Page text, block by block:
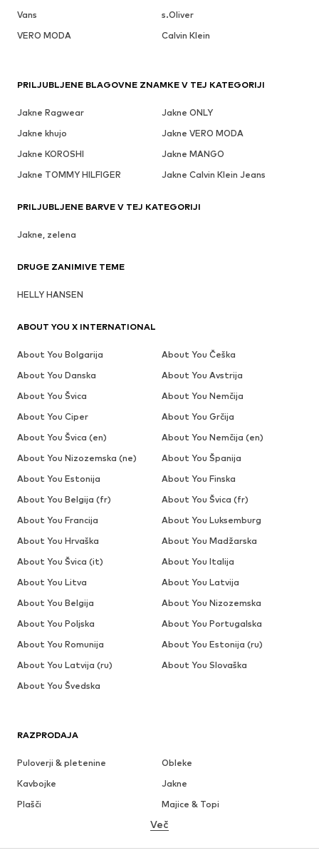
Vans
s.Oliver
VERO MODA
Calvin Klein
RAZPRODAJA
Puloverji & pletenine
Obleke
Kavbojke
Jakne
Plašči
Majice & Topi
Perilo
Več
PRILJUBLJENE BLAGOVNE ZNAMKE V TEJ KATEGORIJI
Jakne Ragwear
Jakne ONLY
Jakne khujo
Jakne VERO MODA
Jakne KOROSHI
Jakne MANGO
Jakne TOMMY HILFIGER
Jakne Calvin Klein Jeans
PRILJUBLJENE BARVE V TEJ KATEGORIJI
Jakne, zelena
DRUGE ZANIMIVE TEME
HELLY HANSEN
ABOUT YOU X INTERNATIONAL
About You Bolgarija
About You Češka
About You Danska
About You Avstrija
About You Švica
About You Nemčija
About You Ciper
About You Grčija
About You Švica (en)
About You Nemčija (en)
About You Nizozemska (ne)
About You Španija
About You Estonija
About You Finska
About You Belgija (fr)
About You Švica (fr)
About You Francija
About You Luksemburg
About You Hrvaška
About You Madžarska
About You Švica (it)
About You Italija
About You Litva
About You Latvija
About You Belgija
About You Nizozemska
About You Poljska
About You Portugalska
About You Romunija
About You Estonija (ru)
About You Latvija (ru)
About You Slovaška
About You Švedska